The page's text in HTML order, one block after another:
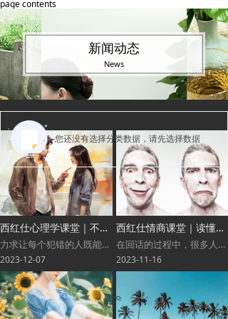
page contents
您还没有选择分类数据，请先选择数据
西红仕心理学课堂｜不得罪人的批评方法
力求让每个犯错的人既能认识到自己的错误，又能不失自信，不断的严格要求自己，这就要靠批评者灵活的选择批评方式和方法。
2023-12-07
西红仕情商课堂｜读懂肢体语言，从细微处见真实
在回话的过程中，很多人总会把注意力放在回话的内容上，却忽视了非语言沟通的重要性。事实上，在回话时，我们与对方之间的非语言沟通，如肢体语言、声音、眼神、面部表情等，都能帮助我们获取更多的真实信息。这便决定了在回话的时候，我们一定要学会随机应变，多观察对方，读懂肢体语言，从细微处见真实。
2023-11-16
新闻动态
News